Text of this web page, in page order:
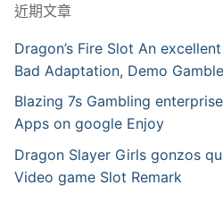
近期文章
Dragon’s Fire Slot An
Bad Adaptation, Demo
Blazing 7s Gambling
Apps on google Enjoy
Dragon Slayer Girls gonzos
Video game Slot Remark